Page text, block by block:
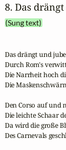
8. Das
(Sung text)
Das drängt und
Durch Rom's
Die Narrheit hoch
Die
Den Corso auf und
Die leichte Schaar
Da wird die große
Des Carnevals